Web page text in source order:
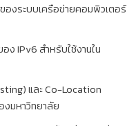
องระบบเครือข่ายคอมพิวเตอร์
ง IPv6 สำหรับใช้งานใน
และ Co-Location
งมหาวิทยาลัย